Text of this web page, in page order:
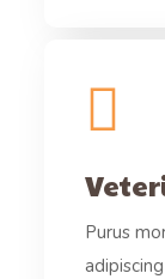
Purus